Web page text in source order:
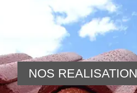
NOS REALISATION